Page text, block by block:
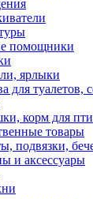
помощники
ярлыки
для туалетов,
корм для
товары
подвязки,
и аксессуары